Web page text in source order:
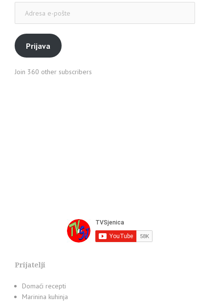
pošte
Prijava
Join 360 other subscribers
Prijatelji
Domaći recepti
Marinina kuhinja